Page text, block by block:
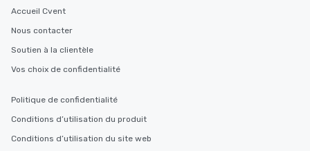
Accueil Cvent
Nous contacter
Soutien à la clientèle
Vos choix de confidentialité
Politique de confidentialité
Conditions d’utilisation du produit
Conditions d’utilisation du site web